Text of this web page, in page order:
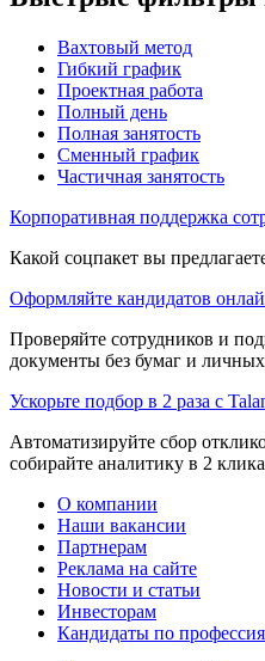
Вахтовый метод
Гибкий график
Проектная работа
Полный день
Полная занятость
Сменный график
Частичная занятость
Корпоративная поддержка
Какой соцпакет вы
Оформляйте кандидатов
Проверяйте сотрудников и
документы без бумаг и
Ускорьте подбор в 2 раза с
Автоматизируйте сбор
собирайте аналитику в 2 клика
О компании
Наши вакансии
Партнерам
Реклама на сайте
Новости и статьи
Инвесторам
Кандидаты по